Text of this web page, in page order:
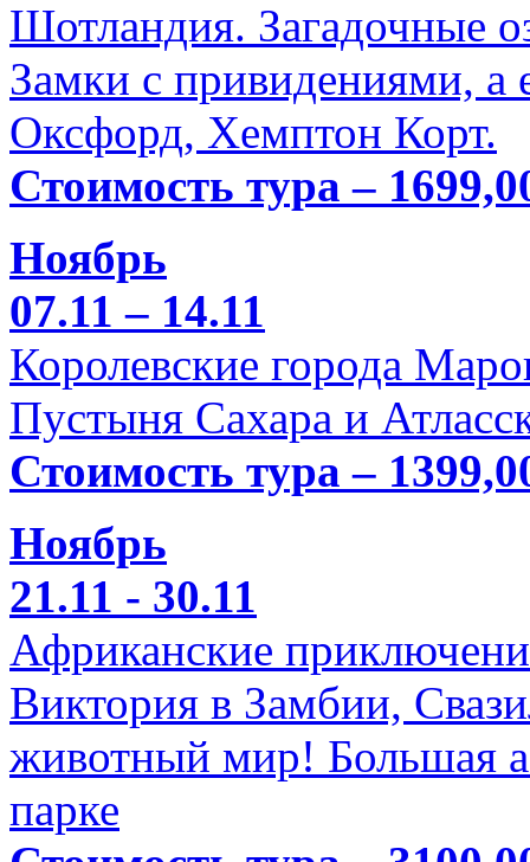
Шотландия. Загадочные
Замки с привидениями,
Оксфорд, Хемптон Корт.
Стоимость тура –
Ноябрь
07.11 – 14.11
Королевские города
Пустыня Сахара и
Стоимость тура –
Ноябрь
21.11 - 30.11
Африканские
Виктория в Замбии,
животный мир! Большая
парке